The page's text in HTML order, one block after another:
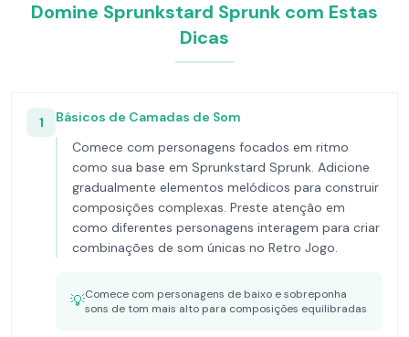
Domine Sprunkstard Sprunk com Estas
Dicas
1
Básicos de Camadas de Som
Comece com personagens focados em ritmo
como sua base em Sprunkstard Sprunk. Adicione
gradualmente elementos melódicos para construir
composições complexas. Preste atenção em
como diferentes personagens interagem para criar
combinações de som únicas no Retro Jogo.
💡Comece com personagens de baixo e sobreponha
sons de tom mais alto para composições equilibradas